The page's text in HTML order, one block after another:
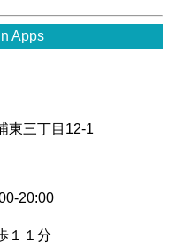
Apps
東三丁目12-1
20:00
１１分